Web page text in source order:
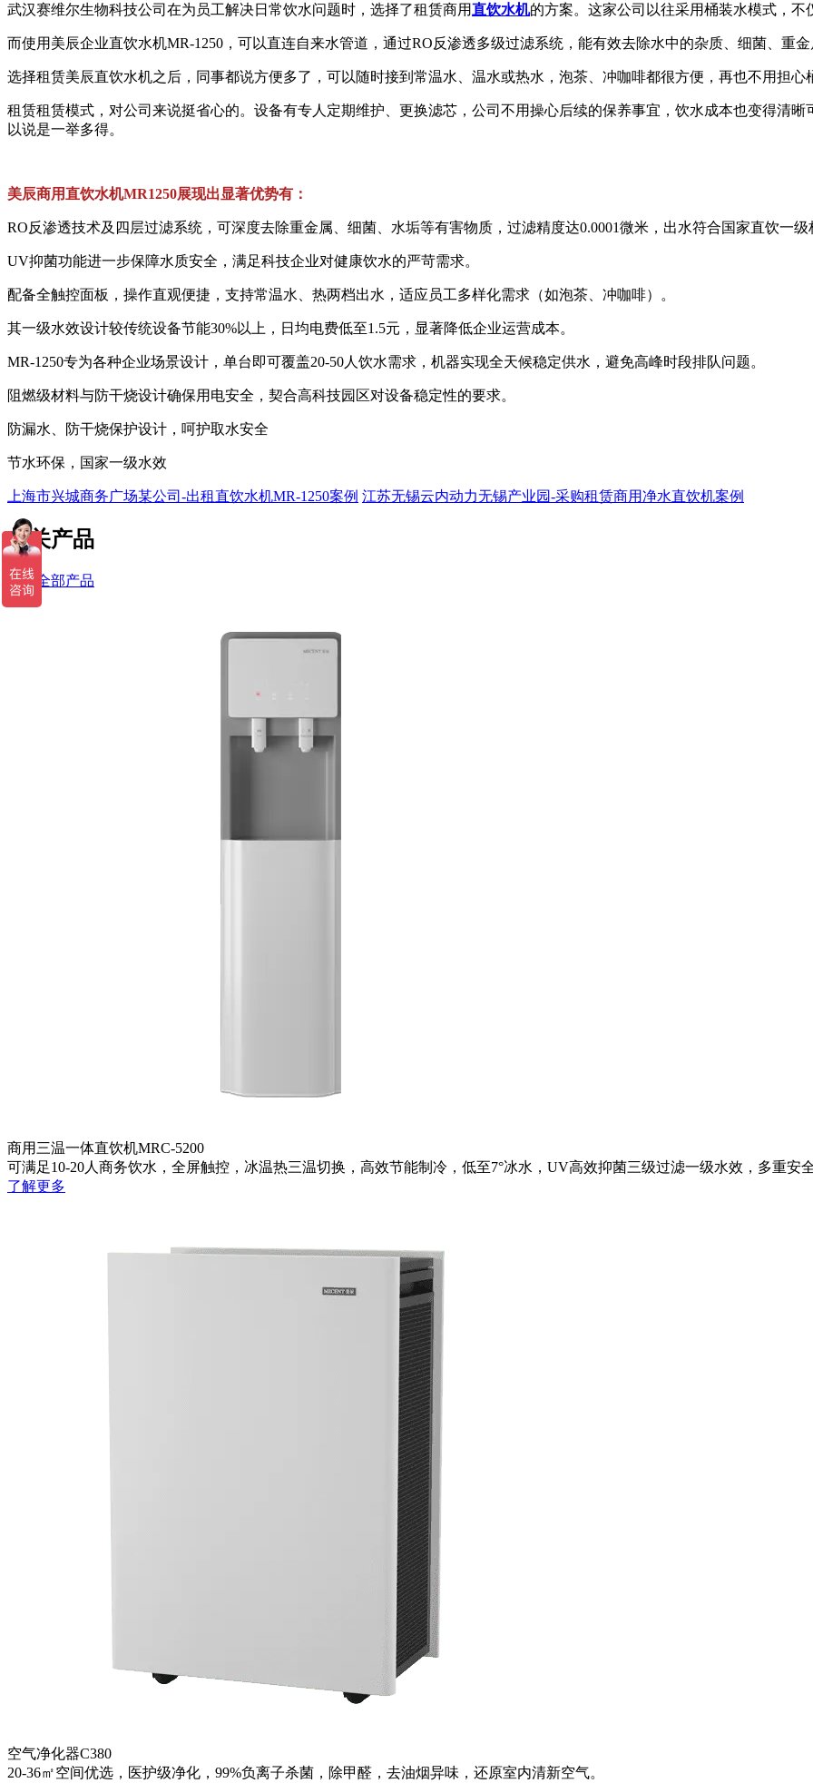
武汉赛维尔生物科技公司在为员工解决日常饮水问题时，选择了租赁商用直饮水机的方案。这家公司以往采用桶装水模式，
而使用美辰企业直饮水机MR-1250，可以直连自来水管道，通过RO反渗透多级过滤系统，能有效去除水中的杂质、细菌、重
选择租赁美辰直饮水机之后，同事都说方便多了，可以随时接到常温水、温水或热水，泡茶、冲咖啡都很方便，再也不用担
租赁租赁模式，对公司来说挺省心的。设备有专人定期维护、更换滤芯，公司不用操心后续的保养事宜，饮水成本也变得清
以说是一举多得。
美辰商用直饮水机MR1250展现出显著优势有：
RO反渗透技术及四层过滤系统，可深度去除重金属、细菌、水垢等有害物质，过滤精度达0.0001微米，出水符合国家直饮一级
UV抑菌功能进一步保障水质安全，满足科技企业对健康饮水的严苛需求。
配备全触控面板，操作直观便捷，支持常温水、热两档出水，适应员工多样化需求（如泡茶、冲咖啡）。
其一级水效设计较传统设备节能30%以上，日均电费低至1.5元，显著降低企业运营成本。
MR-1250专为各种企业场景设计，单台即可覆盖20-50人饮水需求，机器实现全天候稳定供水，避免高峰时段排队问题。
阻燃级材料与防干烧设计确保用电安全，契合高科技园区对设备稳定性的要求。
防漏水、防干烧保护设计，呵护取水安全
节水环保，国家一级水效
上海市兴城商务广场某公司-出租直饮水机MR-1250案例 江苏无锡云内动力无锡产业园-采购租赁商用净水直饮机案例
相关产品
查看全部产品
商用三温一体直饮机MRC-5200
可满足10-20人商务饮水，全屏触控，冰温热三温切换，高效节能制冷，低至7°冰水，UV高效抑菌三级过滤一级水效，多重安
了解更多
空气净化器C380
20-36㎡空间优选，医护级净化，99%负离子杀菌，除甲醛，去油烟异味，还原室内清新空气。